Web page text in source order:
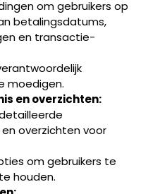
om gebruikers op
betalingsdatums,
en transactie-
moedigen.
en overzichten:
overzichten voor
om gebruikers te
houden.